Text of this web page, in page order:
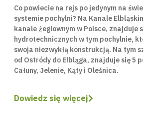
Co powiecie na rejs po jedynym na
systemie pochylni? Na Kanale
kanale żeglownym w Polsce, znajduje
hydrotechnicznych w tym pochylnie,
swoja niezwykłą konstrukcją. Na tym
od Ostródy do Elbląga, znajduje się 5
Całuny, Jelenie, Kąty i Oleśnica.
Dowiedz się więcej